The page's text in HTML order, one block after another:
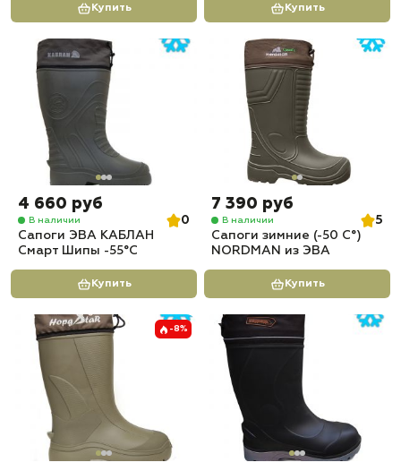
Купить Купить
4 660 руб
В наличии
0
Сапоги ЭВА КАБЛАН
Смарт Шипы -55°C
Купить
7 390 руб
В наличии
5
Сапоги зимние (-50 С°)
NORDMAN из ЭВА
Купить
-8%